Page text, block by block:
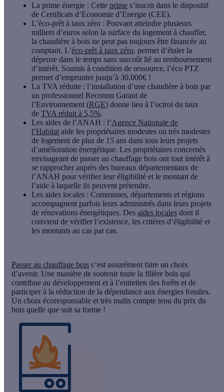
La prime énergie : Cette prime s’inscrit dans le dispositif
de Certificats d’Economie d’Energie (CEE).
L’éco-prêt à taux zéro : Pouvant atteindre plusieurs
milliers d’euros selon la surface du logement à chauffer,
la chaudière à bois ne peut pas toujours être financée au
comptant. L’éco-prêt à taux zéro, permet d’étaler la
dépense dans le temps sans surcoût lié au remboursement
d’intérêt. Soumis à condition de ressource, l’éco PTZ
permet d’emprunter jusqu’à 30.000€ !
La TVA réduite : l’installation d’une chaudière à bois par
un professionnel Reconnu Garant de
l’Environnement (RGE) donne lieu à l’octroi du taux
de TVA réduit à 5,5%.
Les aides de l’ANAH : l’Agence Nationale de
l’Habitat aide les propriétaires modestes ou très modestes
de logement de plus de 15 ans dans tous leurs projets
d’amélioration énergétique. Les propriétaires concernés
envisageant de passer au chauffage bois ont tout intérêt à
se rapprocher auprès des bureaux départementaux de
l’ANAH pour vérifier leur éligibilité et le montant de
l’aide à laquelle ils peuvent prétendre.
Les aides locales : Communes, départements et régions
accompagnent parfois leurs administrés dans leurs projets
de rénovations énergétiques. Des aides locales dont il
convient de vérifier l’existence, les critères d’éligibilité et
les montants au cas par cas.
Passer au chauffage bois c’est assurément faire un choix
d’avenir. Une manière de soutenir toute la filière bois qui
contribue au développement et à l’entretien des forêts et de
participer à la réduction de la dépendance aux énergies fossiles.
Un choix écoresponsable et très malin compte tenu du prix du
bois quelle que soit sa forme !